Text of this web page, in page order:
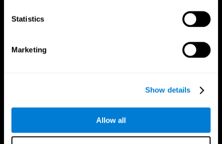
Statistics
Marketing
Show details
Allow all